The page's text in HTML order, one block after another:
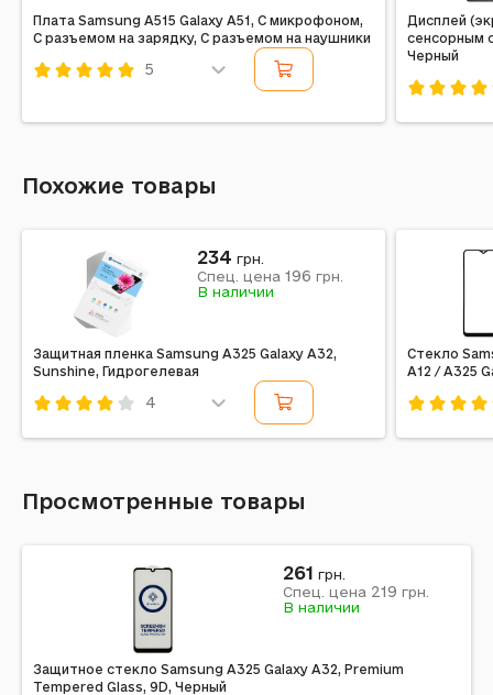
Плата Samsung A515 Galaxy A51, С микрофоном,
С разъемом на зарядку, С разъемом на наушники
5
Дисплей
сенсорным
Черный
Похожие товары
Защитная пленка Samsung A325 Galaxy A32,
Sunshine, Гидрогелевая
4
234 грн.
Спец. цена 196 грн.
В наличии
Стекло
A12 / A325
Просмотренные товары
Защитное стекло Samsung A325 Galaxy A32, Premium
Tempered Glass, 9D, Черный
261 грн.
Спец. цена 219 грн.
В наличии